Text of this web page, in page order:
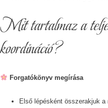
Mit tartalmaz a
koordináció?
Forgatókönyv megírása
Első lépésként összerakjuk